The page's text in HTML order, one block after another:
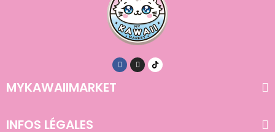
MYKAWAIIMARKET
INFOS LÉGALES